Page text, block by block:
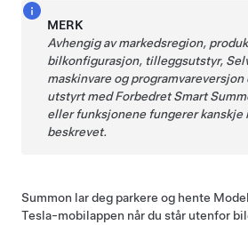
MERK
Avhengig av markedsregion,
bilkonfigurasjon, tilleggsutstyr,
maskinvare og
utstyrt medForbedret Smart
eller funksjonene fungerer kanskje
beskrevet.
Summon lar deg parkere og hente
Tesla-mobilappen når du står utenfor